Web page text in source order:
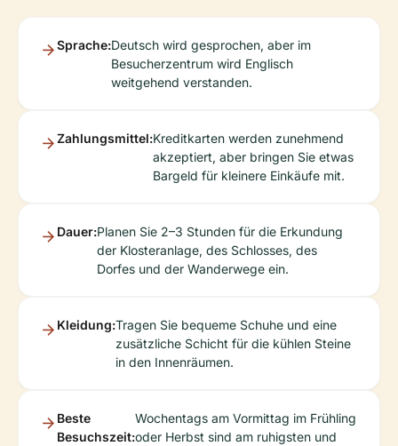
Sprache:Deutsch wird gesprochen, aber im
Besucherzentrum wird Englisch
weitgehend verstanden.
Zahlungsmittel:Kreditkarten werden zunehmend
akzeptiert, aber bringen Sie etwas
Bargeld für kleinere Einkäufe mit.
Dauer:Planen Sie 2–3 Stunden für die Erkundung
der Klosteranlage, des Schlosses, des
Dorfes und der Wanderwege ein.
Kleidung:Tragen Sie bequeme Schuhe und eine
zusätzliche Schicht für die kühlen Steine
in den Innenräumen.
Beste
Besuchszeit:
Wochentags am Vormittag im Frühling
oder Herbst sind am ruhigsten und